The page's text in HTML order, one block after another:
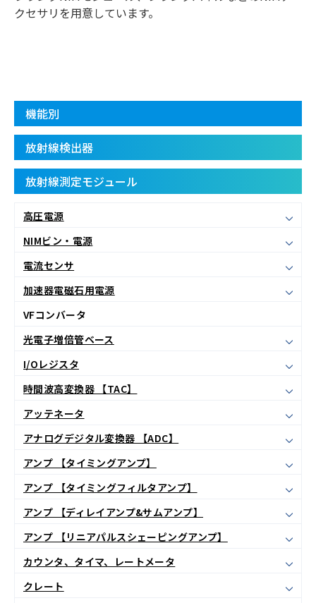
クセサリを用意しています。
機能別
放射線検出器
放射線測定モジュール
高圧電源
NIMビン・電源
電流センサ
加速器電磁石用電源
VFコンバータ
光電子増倍管ベース
I/Oレジスタ
時間波高変換器 【TAC】
アッテネータ
アナログデジタル変換器 【ADC】
アンプ 【タイミングアンプ】
アンプ 【タイミングフィルタアンプ】
アンプ 【ディレイアンプ&サムアンプ】
アンプ 【リニアパルスシェーピングアンプ】
カウンタ、タイマ、レートメータ
クレート